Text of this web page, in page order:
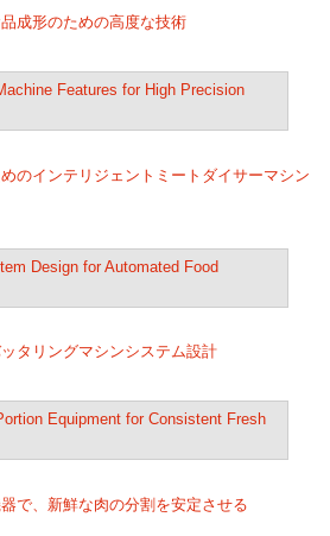
成形のための高度な技術
のインテリジェントミートダイサーマシン
タリングマシンシステム設計
で、新鮮な肉の分割を安定させる